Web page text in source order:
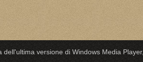
versione di Windows Media Player,